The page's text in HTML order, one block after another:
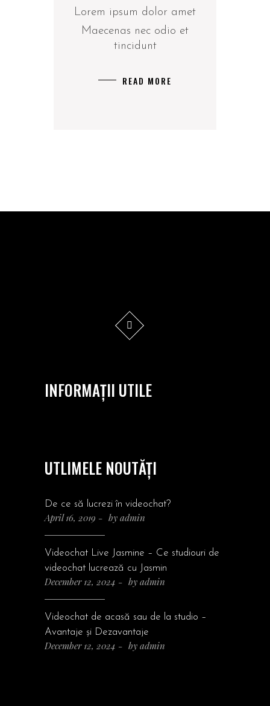
Lorem ipsum dolor amet
Maecenas nec odio et
tincidunt
READ MORE
INFORMAȚII UTILE
UTLIMELE NOUTĂȚI
De ce să lucrezi în videochat?
April 16, 2019 by admin
Videochat Live Jasmine – Ce studiouri de
videochat lucrează cu Jasmin
December 12, 2024 by admin
Videochat de acasă sau de la studio –
Avantaje și Dezavantaje
December 12, 2024 by admin